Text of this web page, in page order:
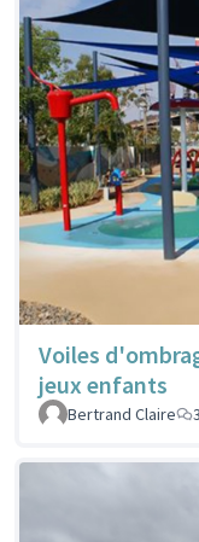
Voiles
jeux enfants
Bertrand Claire
3